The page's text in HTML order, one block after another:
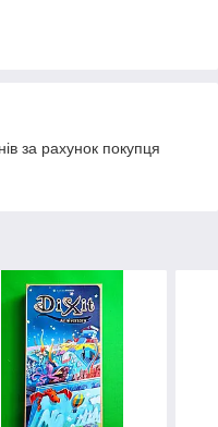
за рахунок покупця